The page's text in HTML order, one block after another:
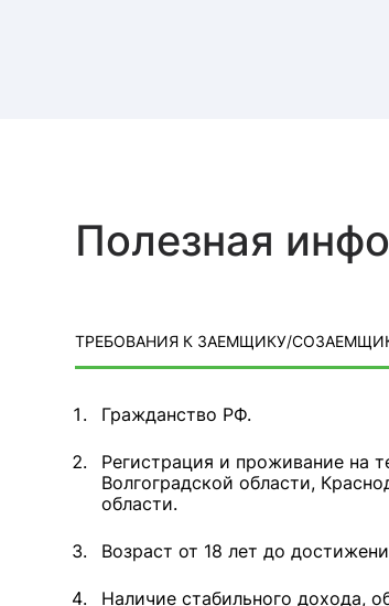
Полезная
ТРЕБОВАНИЯ К ЗАЕМЩИКУ/
Гражданство РФ.
Регистрация и проживание на
Волгоградской области,
области.
Возраст от 18 лет до
Наличие стабильного дохода,